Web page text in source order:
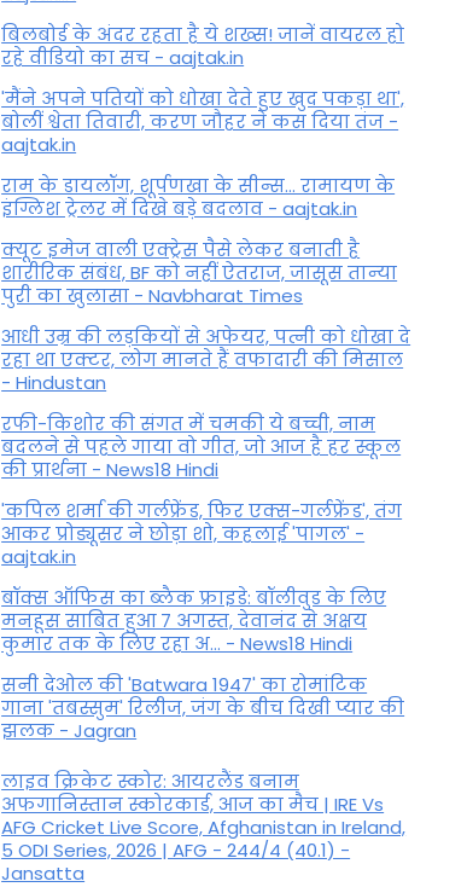
बिलबोर्ड के अंदर रहता है ये शख्स! जानें वायरल हो
रहे वीडियो का सच - aajtak.in
'मैंने अपने पतियों को धोखा देते हुए खुद पकड़ा था',
बोलीं श्वेता तिवारी, करण जौहर ने कस दिया तंज -
aajtak.in
राम के डायलॉग, शूर्पणखा के सीन्स... रामायण के
इंग्लिश ट्रेलर में दिखे बड़े बदलाव - aajtak.in
क्यूट इमेज वाली एक्ट्रेस पैसे लेकर बनाती है
शारीरिक संबंध, BF को नहीं ऐतराज, जासूस तान्‍या
पुरी का खुलासा - Navbharat Times
आधी उम्र की लड़कियों से अफेयर, पत्नी को धोखा दे
रहा था एक्टर, लोग मानते हैं वफादारी की मिसाल
- Hindustan
रफी-किशोर की संगत में चमकी ये बच्ची, नाम
बदलने से पहले गाया वो गीत, जो आज है हर स्कूल
की प्रार्थना - News18 Hindi
'कपिल शर्मा की गर्लफ्रेंड, फिर एक्स-गर्लफ्रेंड', तंग
आकर प्रोड्यूसर ने छोड़ा शो, कहलाई 'पागल' -
aajtak.in
बॉक्स ऑफिस का ब्लैक फ्राइडे: बॉलीवुड के लिए
मनहूस साबित हुआ 7 अगस्त, देवानंद से अक्षय
कुमार तक के लिए रहा अ... - News18 Hindi
सनी देओल की 'Batwara 1947' का रोमांटिक
गाना 'तबस्सुम' रिलीज, जंग के बीच दिखी प्यार की
झलक - Jagran
लाइव क्रिकेट स्कोर: आयरलैंड बनाम
अफगानिस्तान स्कोरकार्ड, आज का मैच | IRE Vs
AFG Cricket Live Score, Afghanistan in Ireland,
5 ODI Series, 2026 | AFG - 244/4 (40.1) -
Jansatta